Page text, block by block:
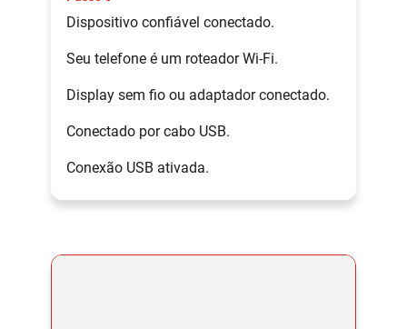
Dispositivo confiável conectado.
Seu telefone é um roteador Wi-Fi.
Display sem fio ou adaptador conectado.
Conectado por cabo USB.
Conexão USB ativada.